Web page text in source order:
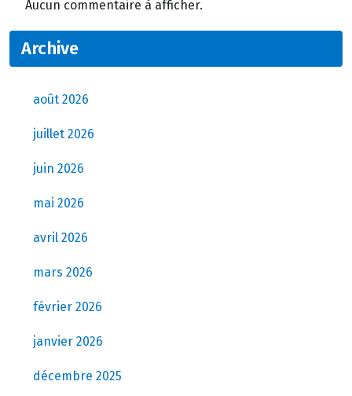
Aucun commentaire à afficher.
Archive
août 2026
juillet 2026
juin 2026
mai 2026
avril 2026
mars 2026
février 2026
janvier 2026
décembre 2025